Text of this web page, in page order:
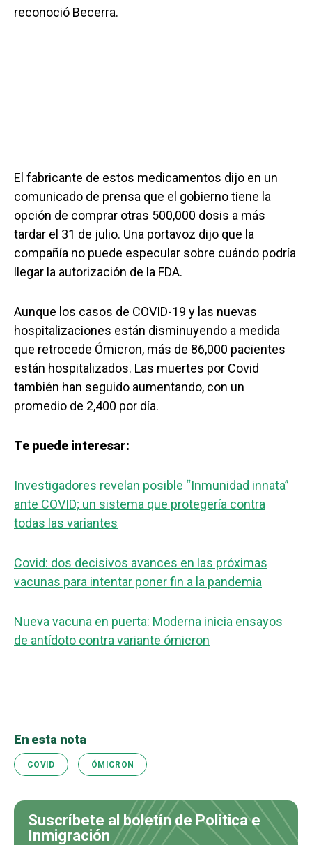
reconoció Becerra.
El fabricante de estos medicamentos dijo en un
comunicado de prensa que el gobierno tiene la
opción de comprar otras 500,000 dosis a más
tardar el 31 de julio. Una portavoz dijo que la
compañía no puede especular sobre cuándo podría
llegar la autorización de la FDA.
Aunque los casos de COVID-19 y las nuevas
hospitalizaciones están disminuyendo a medida
que retrocede Ómicron, más de 86,000 pacientes
están hospitalizados. Las muertes por Covid
también han seguido aumentando, con un
promedio de 2,400 por día.
Te puede interesar:
Investigadores revelan posible “Inmunidad innata”
ante COVID; un sistema que protegería contra
todas las variantes
Covid: dos decisivos avances en las próximas
vacunas para intentar poner fin a la pandemia
Nueva vacuna en puerta: Moderna inicia ensayos
de antídoto contra variante ómicron
En esta nota
COVID ÓMICRON
Suscríbete al boletín de Política e
Inmigración